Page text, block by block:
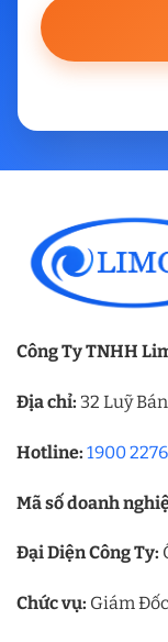
Công Ty TNHH
Địa chỉ: 32 Luỹ
Hotline: 1900 2276
Mã số doanh
Đại Diện Công Ty:
Chức vụ: Giám Đốc